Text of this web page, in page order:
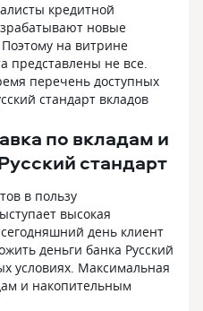
кредитной
новые
на витрине
представлены не все.
перечень доступных
стандарт вкладов
по вкладам и
стандарт
в пользу
высокая
день клиент
деньги банка Русский
условиях. Максимальная
и накопительным